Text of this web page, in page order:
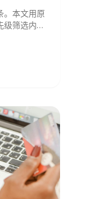
。本文用原
级筛选内